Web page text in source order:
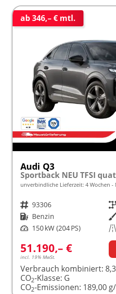
ab 346,– € mtl.
Audi Q3
unverbindliche Lieferzeit: 4 Wochen
Fahrzeugnr. 93306 Getriebe
Kraftstoff Benzin Außenfarbe
Leistung 150 kW (204 PS) Kilometerstand
51.190,– €
incl. 19% MwSt.
Verbrauch kombiniert:
CO2-Klasse: G
CO2-Emissionen: 189,00